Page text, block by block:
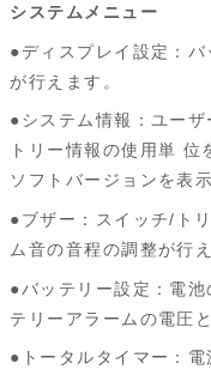
システムメニュー
●ディスプレイ設定：
が行えます。
●システム情報：ユー
トリー情報の使用単 位
ソフトバージョンを表
●ブザー：スイッチ/ト
ム音の音程の調整が行え
●バッテリー設定：電
テリーアラームの電圧
●トータルタイマー：